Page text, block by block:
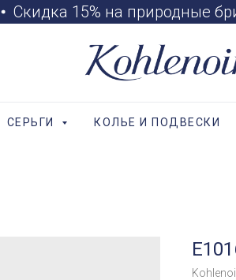
Скидка 15% на природные
СЕРЬГИ КОЛЬЕ И ПОДВЕСКИ